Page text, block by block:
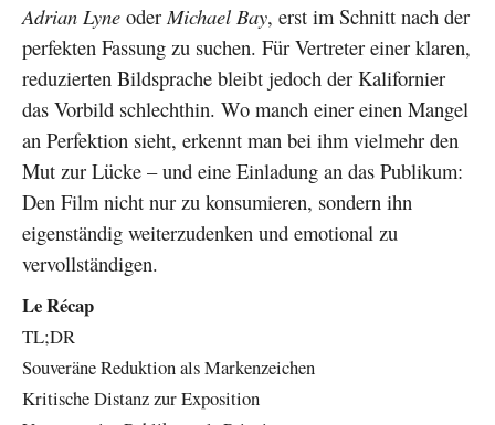
Adrian Lyne oder Michael Bay, erst im Schnitt nach der
perfekten Fassung zu suchen. Für Vertreter einer klaren,
reduzierten Bildsprache bleibt jedoch der Kalifornier
das Vorbild schlechthin. Wo manch einer einen Mangel
an Perfektion sieht, erkennt man bei ihm vielmehr den
Mut zur Lücke – und eine Einladung an das Publikum:
Den Film nicht nur zu konsumieren, sondern ihn
eigenständig weiterzudenken und emotional zu
vervollständigen.
Le Récap
TL;DR
Souveräne Reduktion als Markenzeichen
Kritische Distanz zur Exposition